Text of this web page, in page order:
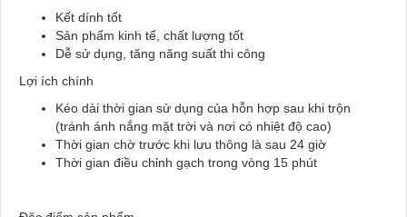
Kết dính tốt
Sản phẩm kinh tế, chất lượng tốt
Dễ sử dụng, tăng năng suất thi công
Lợi ích chính
Kéo dài thời gian sử dụng của hỗn hợp sau khi trộn
(tránh ánh nắng mặt trời và nơi có nhiệt độ cao)
Thời gian chờ trước khi lưu thông là sau 24 giờ
Thời gian điều chỉnh gạch trong vòng 15 phút